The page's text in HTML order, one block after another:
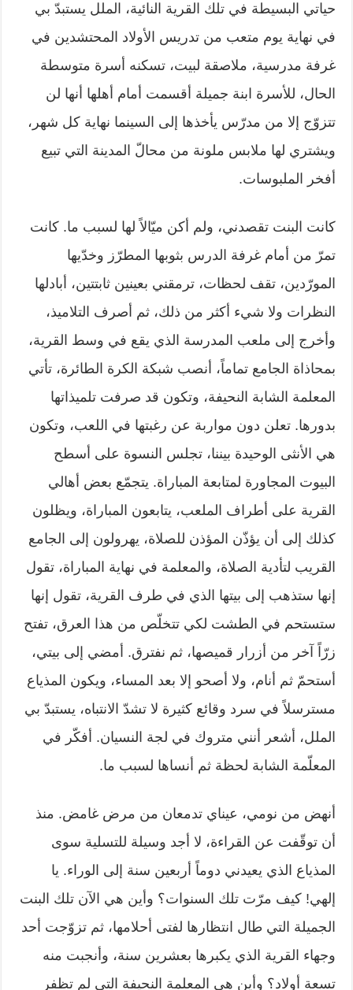
حياتي البسيطة في تلك القرية النائية، الملل يستبدّ بي
في نهاية يوم متعب من تدريس الأولاد المحتشدين في
غرفة مدرسية، ملاصقة لبيت، تسكنه أسرة متوسطة
الحال، للأسرة ابنة جميلة أقسمت أمام أهلها أنها لن
تتزوّج إلا من مدرّس يأخذها إلى السينما نهاية كل شهر،
ويشتري لها ملابس ملونة من محالّ المدينة التي تبيع
أفخر الملبوسات.
كانت البنت تقصدني، ولم أكن ميّالاً لها لسبب ما. كانت
تمرّ من أمام غرفة الدرس بثوبها المطرّز وخدّيها
المورّدين، تقف لحظات، ترمقني بعينين ثابتتين، أبادلها
النظرات ولا شيء أكثر من ذلك، ثم أصرف التلاميذ،
وأخرج إلى ملعب المدرسة الذي يقع في وسط القرية،
بمحاذاة الجامع تماماً، أنصب شبكة الكرة الطائرة، تأتي
المعلمة الشابة النحيفة، وتكون قد صرفت تلميذاتها
بدورها. تعلن دون مواربة عن رغبتها في اللعب، وتكون
هي الأنثى الوحيدة بيننا، تجلس النسوة على أسطح
البيوت المجاورة لمتابعة المباراة. يتجمّع بعض أهالي
القرية على أطراف الملعب، يتابعون المباراة، ويظلون
كذلك إلى أن يؤذّن المؤذن للصلاة، يهرولون إلى الجامع
القريب لتأدية الصلاة، والمعلمة في نهاية المباراة، تقول
إنها ستذهب إلى بيتها الذي في طرف القرية، تقول إنها
ستستحم في الطشت لكي تتخلّص من هذا العرق، تفتح
زرّاً آخر من أزرار قميصها، ثم نفترق. أمضي إلى بيتي،
أستحمّ ثم أنام، ولا أصحو إلا بعد المساء، ويكون المذياع
مسترسلاً في سرد وقائع كثيرة لا تشدّ الانتباه، يستبدّ بي
الملل، أشعر أنني متروك في لجة النسيان. أفكّر في
المعلّمة الشابة لحظة ثم أنساها لسبب ما.
أنهض من نومي، عيناي تدمعان من مرض غامض. منذ
أن توقّفت عن القراءة، لا أجد وسيلة للتسلية سوى
المذياع الذي يعيدني دوماً أربعين سنة إلى الوراء. يا
إلهي! كيف مرّت تلك السنوات؟ وأين هي الآن تلك البنت
الجميلة التي طال انتظارها لفتى أحلامها، ثم تزوّجت أحد
وجهاء القرية الذي يكبرها بعشرين سنة، وأنجبت منه
تسعة أولاد؟ وأين هي المعلمة النحيفة التي لم تظفر